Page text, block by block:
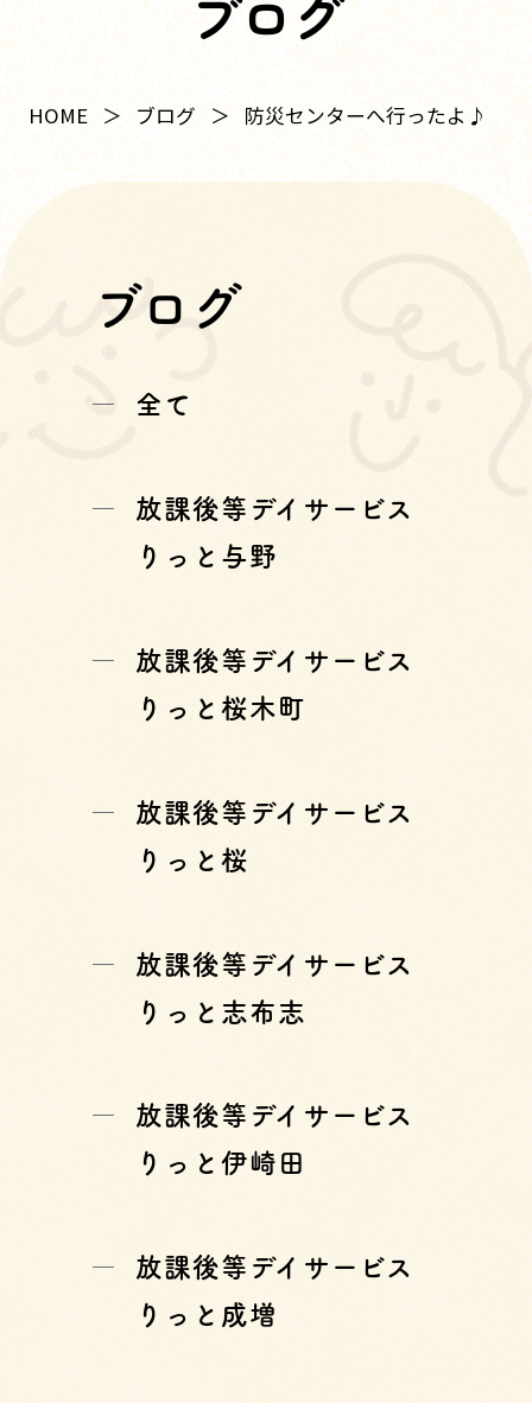
ブログ
HOME ブログ 防災センターへ行ったよ♪
ブログ
全て
放課後等デイサービス
りっと与野
放課後等デイサービス
りっと桜木町
放課後等デイサービス
りっと桜
放課後等デイサービス
りっと志布志
放課後等デイサービス
りっと伊崎田
放課後等デイサービス
りっと成増